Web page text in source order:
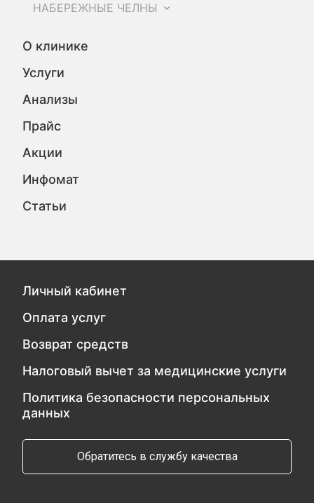
НАБЕРЕЖНЫЕ ЧЕЛНЫ
О клинике
Услуги
Анализы
Прайс
Акции
Инфомат
Статьи
Личный кабинет
Оплата услуг
Возврат средств
Налоговый вычет за медицинские услуги
Политика безопасности персональных
данных
Обратитесь в службу качества